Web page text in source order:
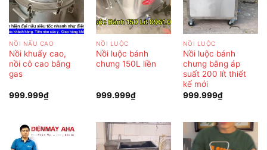
NỒI NẤU CAO
Nồi khuấy cao,
nồi cô cao bằng
gas
999.999₫
NỒI LUỘC
Nồi luộc bánh
chưng 150L liền
999.999₫
NỒI LUỘC
Nồi luộc bánh
chưng bằng áp
suất 200 lít thiết
kế mới
999.999₫